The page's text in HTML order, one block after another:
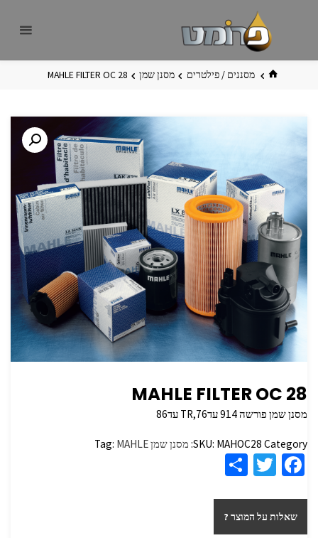
בית מסננים / פילטרים מסנן שמן MAHLE FILTER OC 28
MAHLE FILTER OC 28
מסנן שמן פורשה 914 עדTR,76 עד86
SKU: MAHOC28 Category: מסנן שמן Tag: MAHLE
Fa
b
T
tt
arשאלות על המוצר ?